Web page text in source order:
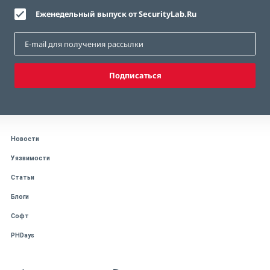
Еженедельный выпуск от SecurityLab.Ru
Подписаться
Новости
Уязвимости
Статьи
Блоги
Софт
PHDays